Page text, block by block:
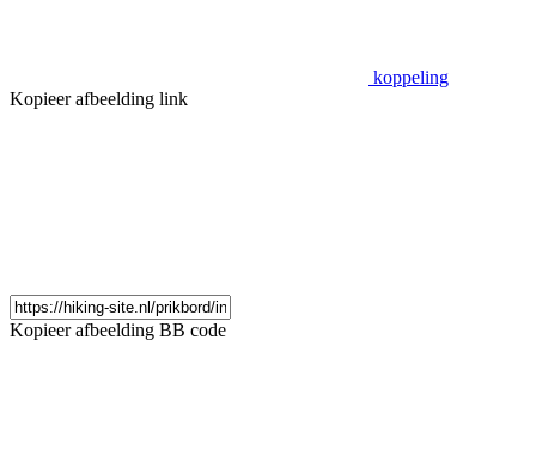
koppeling
Kopieer afbeelding link
Kopieer afbeelding BB code